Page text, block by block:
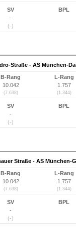
SV
-
(-)
BPL
Straße - AS München-
B-Rang
10.042
(7.638)
L-Rang
1.757
(1.344)
SV
-
(-)
BPL
Straße - AS München-
B-Rang
10.042
(7.638)
L-Rang
1.757
(1.344)
SV
-
(-)
BPL